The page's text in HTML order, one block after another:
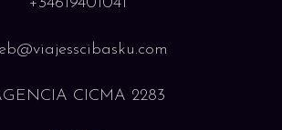
CICMA 2283